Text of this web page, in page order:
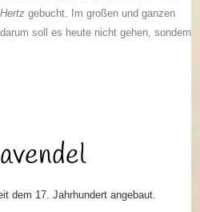
Hertz gebucht. Im großen und ganzen
soll es heute nicht gehen, sondern
dem 17. Jahrhundert angebaut.